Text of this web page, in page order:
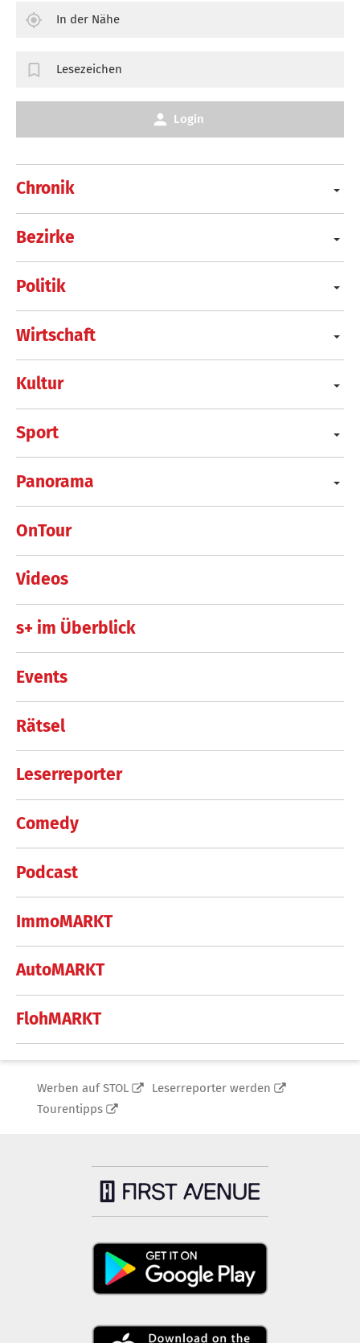
Chronik
Bezirke
Politik
Wirtschaft
Kultur
Sport
Panorama
OnTour
Videos
s+ im Überblick
Events
Rätsel
Leserreporter
Comedy
Podcast
ImmoMARKT
AutoMARKT
FlohMARKT
In der Nähe
Lesezeichen
Login
Werben auf STOL
Leserreporter werden
Tourentipps